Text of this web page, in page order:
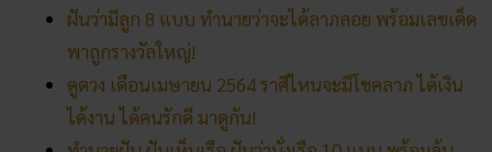
ฝันว่ามีลูก 8 แบบ ทำนายว่าจะได้ลาภลอย พร้อมเลขเด็ด
พาถูกรางวัลใหญ่!
ดูดวง เดือนเมษายน 2564 ราศีไหนจะมีโชคลาภ ได้เงิน
ได้งาน ได้คนรักดี มาดูกัน!